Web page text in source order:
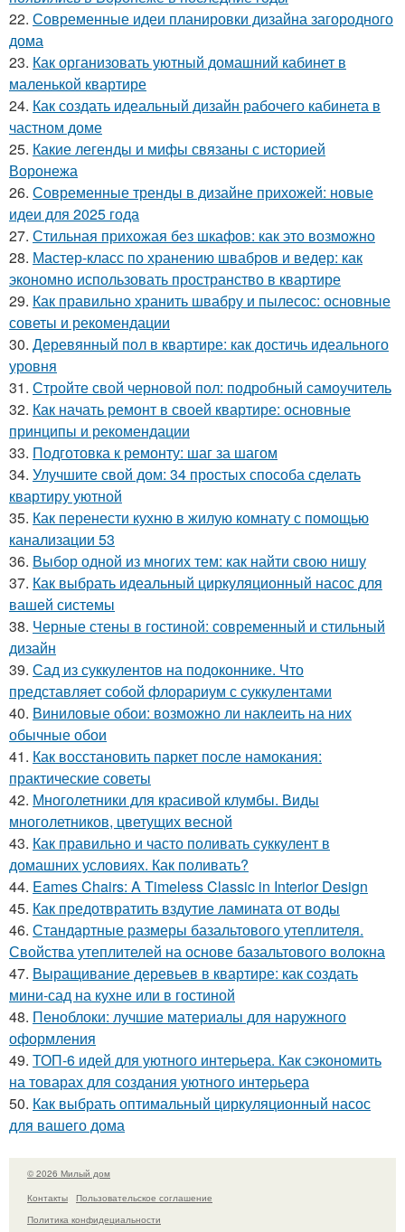
22. Современные идеи планировки дизайна загородного
дома
23. Как организовать уютный домашний кабинет в
маленькой квартире
24. Как создать идеальный дизайн рабочего кабинета в
частном доме
25. Какие легенды и мифы связаны с историей
Воронежа
26. Современные тренды в дизайне прихожей: новые
идеи для 2025 года
27. Стильная прихожая без шкафов: как это возможно
28. Мастер-класс по хранению швабров и ведер: как
экономно использовать пространство в квартире
29. Как правильно хранить швабру и пылесос: основные
советы и рекомендации
30. Деревянный пол в квартире: как достичь идеального
уровня
31. Стройте свой черновой пол: подробный самоучитель
32. Как начать ремонт в своей квартире: основные
принципы и рекомендации
33. Подготовка к ремонту: шаг за шагом
34. Улучшите свой дом: 34 простых способа сделать
квартиру уютной
35. Как перенести кухню в жилую комнату с помощью
канализации 53
36. Выбор одной из многих тем: как найти свою нишу
37. Как выбрать идеальный циркуляционный насос для
вашей системы
38. Черные стены в гостиной: современный и стильный
дизайн
39. Сад из суккулентов на подоконнике. Что
представляет собой флорариум с суккулентами
40. Виниловые обои: возможно ли наклеить на них
обычные обои
41. Как восстановить паркет после намокания:
практические советы
42. Многолетники для красивой клумбы. Виды
многолетников, цветущих весной
43. Как правильно и часто поливать суккулент в
домашних условиях. Как поливать?
44. Eames Chairs: A Timeless Classic in Interior Design
45. Как предотвратить вздутие ламината от воды
46. Стандартные размеры базальтового утеплителя.
Свойства утеплителей на основе базальтового волокна
47. Выращивание деревьев в квартире: как создать
мини-сад на кухне или в гостиной
48. Пеноблоки: лучшие материалы для наружного
оформления
49. ТОП-6 идей для уютного интерьера. Как сэкономить
на товарах для создания уютного интерьера
50. Как выбрать оптимальный циркуляционный насос
для вашего дома
© 2026 Милый дом
Контакты
Пользовательское соглашение
Политика конфидециальности